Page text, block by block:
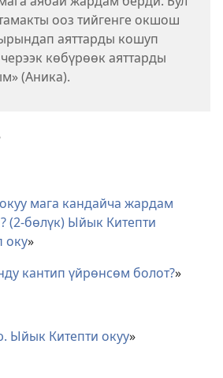
ооз тийгенге окшош
аяттарды кошуп
көбүрөөк аяттарды
(Аника).
мага кандайча жардам
(2-бөлүк) Ыйык Китепти
оку»
кантип үйрөнсөм болот?»
Китепти окуу»